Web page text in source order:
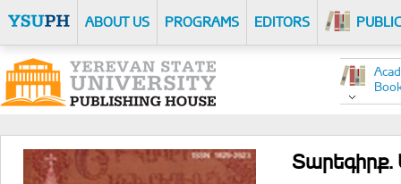
ABOUT US PROGRAMS EDITORS
Տարեգիրք.